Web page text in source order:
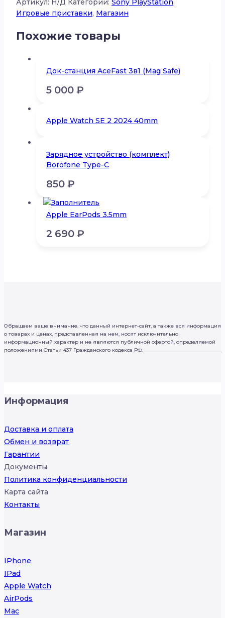
Артикул: Н/Д Категории: Sony PlayStation,
Игровые приставки, Магазин
Похожие товары
Док-станция AceFast 3в1 (Mag Safe)
5 000 ₽
Apple Watch SE 2 2024 40mm
Зарядное устройство (комплект)
Borofone Type-C
850 ₽
Apple EarPods 3.5mm
2 690 ₽
Обращаем ваше внимание, что данный интернет-сайт, а также вся информация
о товарах и ценах, представленная на нем, носят исключительно
информационный характер и не являются публичной офертой, определяемой
положениями Статьи 437 Гражданского кодекса РФ.
Информация
Доставка и оплата
Обмен и возврат
Гарантии
Документы
Политика конфиденциальности
Карта сайта
Контакты
Магазин
IPhone
IPad
Apple Watch
AirPods
Mac